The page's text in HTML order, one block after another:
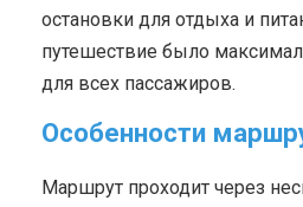
остановки для отдыха и
путешествие было
для всех пассажиров.
Особенности
Маршрут проходит через